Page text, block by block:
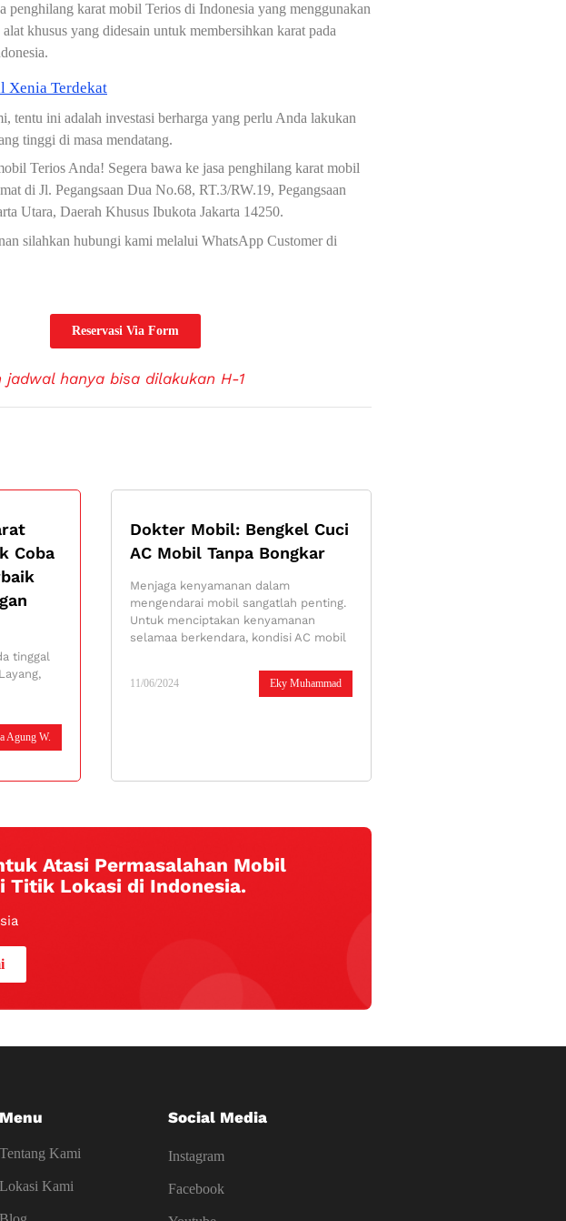
penghilang karat mobil Terios di Indonesia yang menggunakan
khusus yang didesain untuk membersihkan karat pada
Xenia Terdekat
tentu ini adalah investasi berharga yang perlu Anda lakukan
tinggi di masa mendatang.
Terios Anda! Segera bawa ke jasa penghilang karat mobil
di Jl. Pegangsaan Dua No.68, RT.3/RW.19, Pegangsaan
Utara, Daerah Khusus Ibukota Jakarta 14250.
silahkan hubungi kami melalui WhatsApp Customer di
Reservasi Via Form
hanya bisa dilakukan H-1
Coba
Agung W.
tinggal
Dokter Mobil: Bengkel Cuci
AC Mobil Tanpa Bongkar
Eky Muhammad
11/06/2024
Menjaga kenyamanan dalam
mengendarai mobil sangatlah penting.
Untuk menciptakan kenyamanan
selamaa berkendara, kondisi AC mobil
Atasi Permasalahan Mobil
Titik Lokasi di Indonesia.
Menu
Tentang Kami
Lokasi Kami
Social Media
Instagram
Facebook